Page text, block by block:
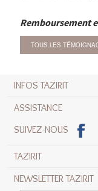
Remboursement
TOUS LES
INFOS TAZIRIT
ASSISTANCE
SUIVEZ-NOUS
TAZIRIT
NEWSLETTER TAZIRIT